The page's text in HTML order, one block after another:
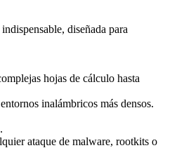
diseñada para
hojas de cálculo hasta
inalámbricos más densos.
ataque de malware, rootkits o